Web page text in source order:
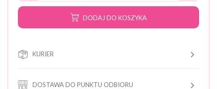
DODAJ DO KOSZYKA
KURIER
DOSTAWA DO PUNKTU ODBIORU